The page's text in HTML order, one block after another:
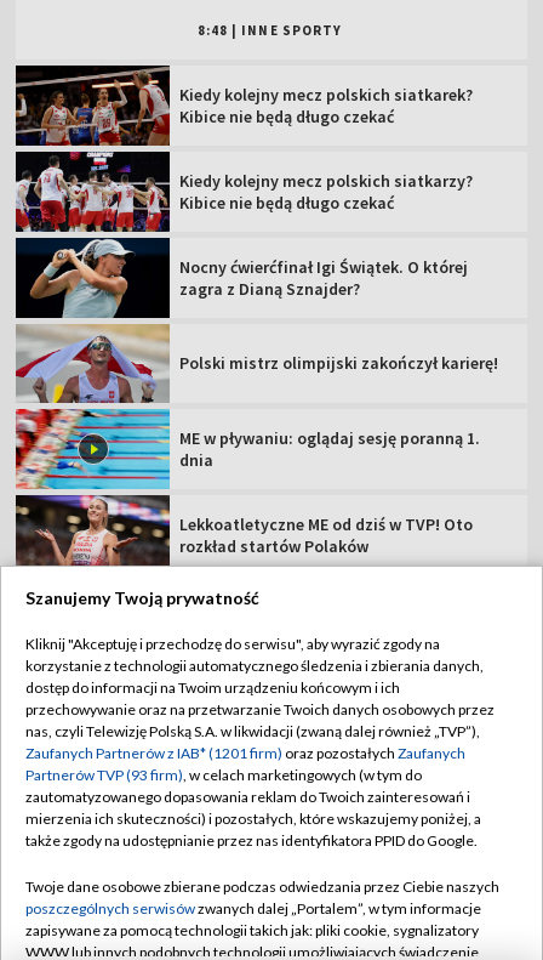
8:48 INNE SPORTY
Kiedy kolejny mecz polskich siatkarek?
Kibice nie będą długo czekać
Kiedy kolejny mecz polskich siatkarzy?
Kibice nie będą długo czekać
Nocny ćwierćfinał Igi Świątek. O której
zagra z Dianą Sznajder?
Polski mistrz olimpijski zakończył karierę!
ME w pływaniu: oglądaj sesję poranną 1.
dnia
Lekkoatletyczne ME od dziś w TVP! Oto
rozkład startów Polaków
TVP
Abonament TVP
Sklep TVP
Biuro Reklamy
Oferta Handlowa
Emisja w TVP
Rada Programowa
Regulamin TVP
Polityka prywatności
Moje zgody
Biuro reklamy
Kanały
Szanujemy Twoją prywatność
Kliknij "Akceptuję i przechodzę do serwisu", aby wyrazić zgody na
korzystanie z technologii automatycznego śledzenia i zbierania danych,
dostęp do informacji na Twoim urządzeniu końcowym i ich
przechowywanie oraz na przetwarzanie Twoich danych osobowych przez
nas, czyli Telewizję Polską S.A. w likwidacji (zwaną dalej również „TVP”),
Zaufanych Partnerów z IAB* (1201 firm) oraz pozostałych Zaufanych
Partnerów TVP (93 firm), w celach marketingowych (w tym do
zautomatyzowanego dopasowania reklam do Twoich zainteresowań i
mierzenia ich skuteczności) i pozostałych, które wskazujemy poniżej, a
także zgody na udostępnianie przez nas identyfikatora PPID do Google.
Twoje dane osobowe zbierane podczas odwiedzania przez Ciebie naszych
poszczególnych serwisówzwanych dalej „Portalem”, w tym informacje
zapisywane za pomocą technologii takich jak: pliki cookie, sygnalizatory
WWW lub innych podobnych technologii umożliwiających świadczenie